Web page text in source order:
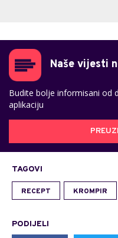
Naše vijesti
Budite bolje informisani od
aplikaciju
TAGOVI
RECEPT KROMPIR
PODIJELI